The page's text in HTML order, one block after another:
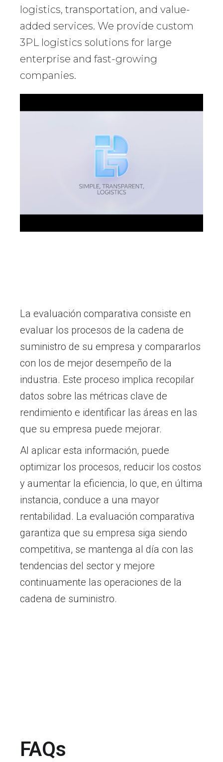
logistics, transportation, and value-
added services. We provide custom
3PL logistics solutions for large
enterprise and fast-growing
companies.
La evaluación comparativa consiste en
evaluar los procesos de la cadena de
suministro de su empresa y compararlos
con los de mejor desempeño de la
industria. Este proceso implica recopilar
datos sobre las métricas clave de
rendimiento e identificar las áreas en las
que su empresa puede mejorar.
Al aplicar esta información, puede
optimizar los procesos, reducir los costos
y aumentar la eficiencia, lo que, en última
instancia, conduce a una mayor
rentabilidad. La evaluación comparativa
garantiza que su empresa siga siendo
competitiva, se mantenga al día con las
tendencias del sector y mejore
continuamente las operaciones de la
cadena de suministro.
FAQs